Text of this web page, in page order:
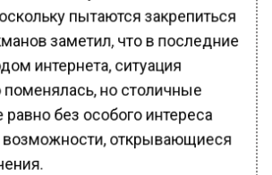
пытаются закрепиться
заметил, что в последние
интернета, ситуация
но столичные
без особого интереса
возможности, открывающиеся